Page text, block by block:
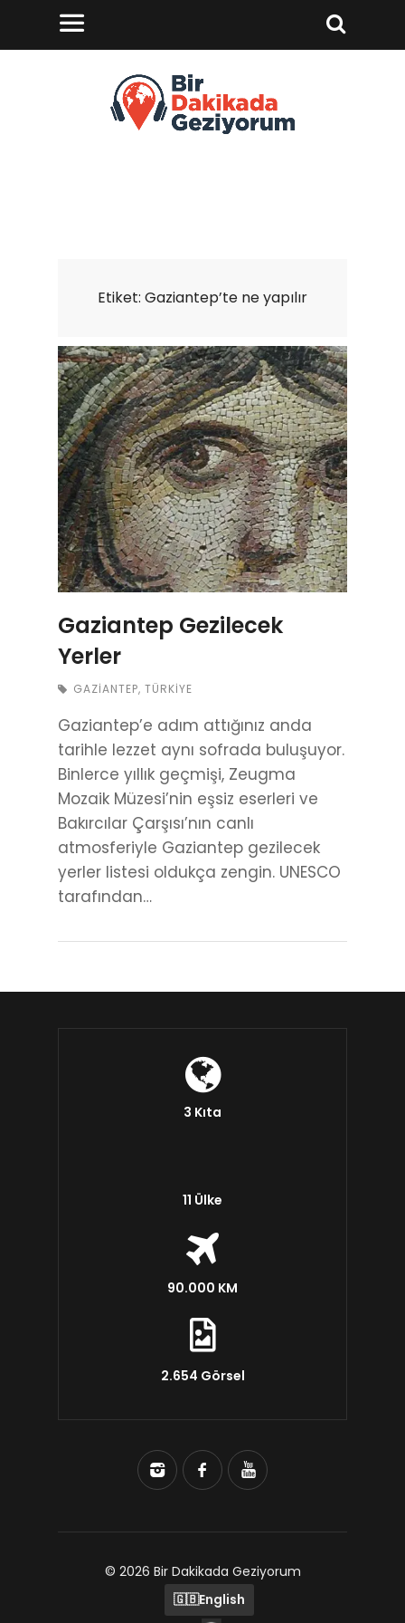
Etiket: Gaziantep’te ne yapılır
Gaziantep Gezilecek
Yerler
GAZIANTEP, TÜRKIYE
Gaziantep’e adım attığınız anda
tarihle lezzet aynı sofrada buluşuyor.
Binlerce yıllık geçmişi, Zeugma
Mozaik Müzesi’nin eşsiz eserleri ve
Bakırcılar Çarşısı’nın canlı
atmosferiyle Gaziantep gezilecek
yerler listesi oldukça zengin. UNESCO
tarafından…
3 Kıta
11 Ülke
90.000 KM
2.654 Görsel
© 2026 Bir Dakikada Geziyorum
🇬🇧English